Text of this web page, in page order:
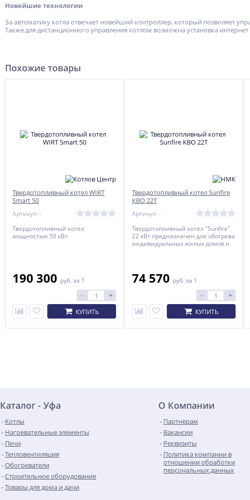
%
Твердотопливный котел
Электрокаменка ЭКМ-18 Гриль-
Новейшие технологии
За автоматику котла отвечает новейший контроллер, который позволяет
Также для дистанционного управления котлом возможна установка
Похожие товары
Твердотопливный котел WIRT
Smart 50
Артикул: -
Твердотопливный котел
мощностью 50 кВт.
190 300 руб. за 1
- +
КУПИТЬ
Твердотопливный котел Sunfire
КВО 22Т
Артикул: -
Твердотопливный котел "Sunfire"
22 кВт предназначен для обогрева
индивидуальных жилых домов и
принудительной циркуляцией.
74 570 руб. за 1
- +
КУПИТЬ
Каталог - Уфа
Котлы
Нагревательные элементы
Печи
Тепловентиляция
Обогреватели
Строительное оборудование
Товары для дома и дачи
О Компании
Партнёрам
Вакансии
Реквизиты
Политика компании в
отношении обработки
персональных данных